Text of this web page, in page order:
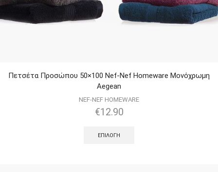
Πετσέτα Προσώπου 50×100 Nef-Nef Homeware Μονόχρωμη
Aegean
NEF-NEF HOMEWARE
€12.90
ΕΠΙΛΟΓΉ